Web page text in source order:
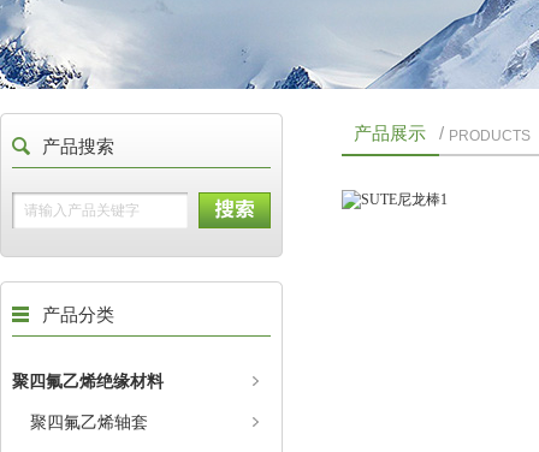
产品搜索
产品分类
聚四氟乙烯绝缘材料
聚四氟乙烯轴套
产品展示 / PRODUCTS